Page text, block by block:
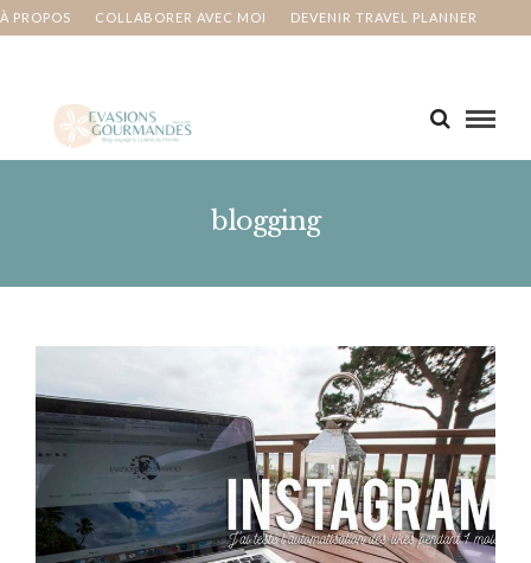
À PROPOS COLLABORER AVEC MOI DEVENIR TRAVEL PLANNER
blogging